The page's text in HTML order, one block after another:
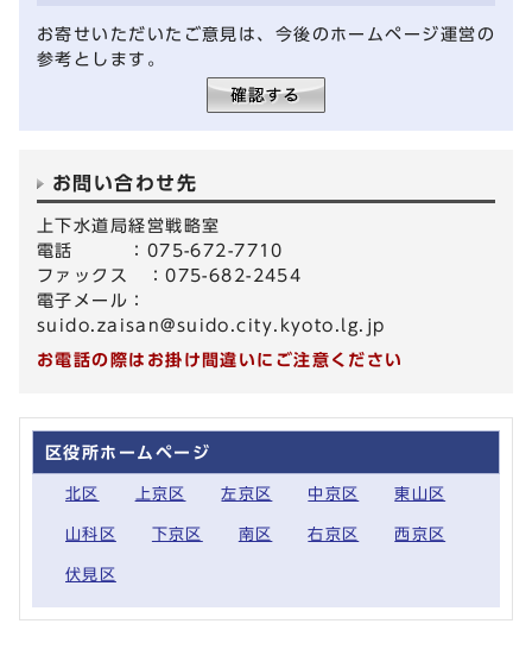
お寄せいただいたご意見は、今後のホームページ運営の
参考とします。
お問い合わせ先
上下水道局経営戦略室
電話 ：075-672-7710
ファックス ：075-682-2454
電子メール：
suido.zaisan@suido.city.kyoto.lg.jp
お電話の際はお掛け間違いにご注意ください
区役所ホームページ
北区 上京区 左京区 中京区 東山区
山科区 下京区 南区 右京区 西京区
伏見区